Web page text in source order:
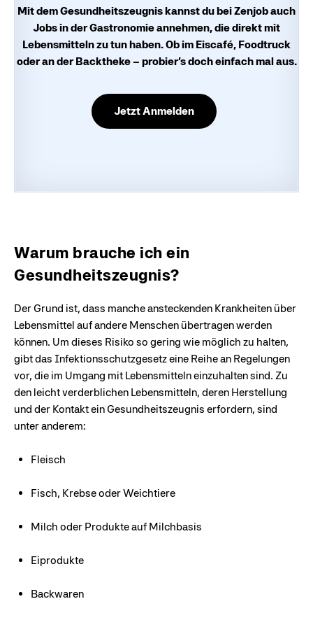
Mit dem Gesundheitszeugnis kannst du bei Zenjob auch
Jobs in der Gastronomie annehmen, die direkt mit
Lebensmitteln zu tun haben. Ob im Eiscafé, Foodtruck
oder an der Backtheke – probier’s doch einfach mal aus.
Jetzt Anmelden
Warum brauche ich ein
Gesundheitszeugnis?
Der Grund ist, dass manche ansteckenden Krankheiten über
Lebensmittel auf andere Menschen übertragen werden
können. Um dieses Risiko so gering wie möglich zu halten,
gibt das Infektionsschutzgesetz eine Reihe an Regelungen
vor, die im Umgang mit Lebensmitteln einzuhalten sind. Zu
den leicht verderblichen Lebensmitteln, deren Herstellung
und der Kontakt ein Gesundheitszeugnis erfordern, sind
unter anderem:
Fleisch
Fisch, Krebse oder Weichtiere
Milch oder Produkte auf Milchbasis
Eiprodukte
Backwaren